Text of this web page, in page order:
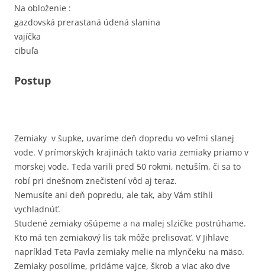
Na obloženie :
gazdovská prerastaná údená slanina
vajíčka
cibuľa
Postup
Zemiaky v šupke, uvaríme deň dopredu vo veľmi slanej
vode. V prímorských krajinách takto varia zemiaky priamo v
morskej vode. Teda varili pred 50 rokmi, netuším, či sa to
robí pri dnešnom znečistení vôd aj teraz.
Nemusíte ani deň popredu, ale tak, aby Vám stihli
vychladnúť.
Studené zemiaky ošúpeme a na malej slzičke postrúhame.
Kto má ten zemiakový lis tak môže prelisovať. V Jihlave
napríklad Teta Pavla zemiaky melie na mlynčeku na mäso.
Zemiaky posolíme, pridáme vajce, škrob a viac ako dve